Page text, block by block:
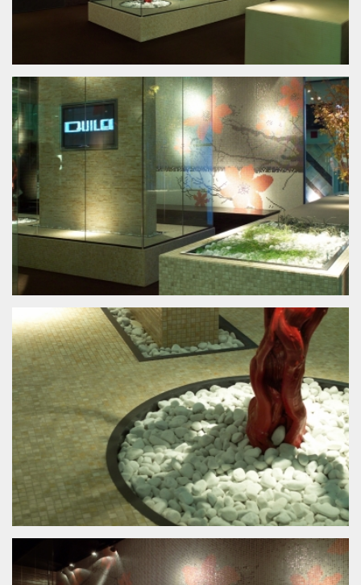
News
Stand
Design
Grafica
Architettura
Chi sono
Contatti